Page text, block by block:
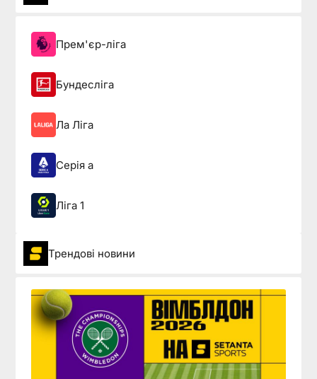
Прем'єр-ліга
Бундесліга
Ла Ліга
Серія а
Ліга 1
Трендові новини